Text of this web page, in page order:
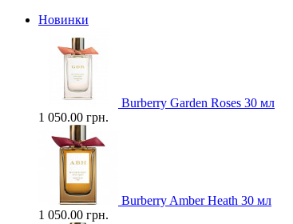
Новинки
Burberry Garden Roses 30 мл
1 050.00 грн.
Burberry Amber Heath 30 мл
1 050.00 грн.